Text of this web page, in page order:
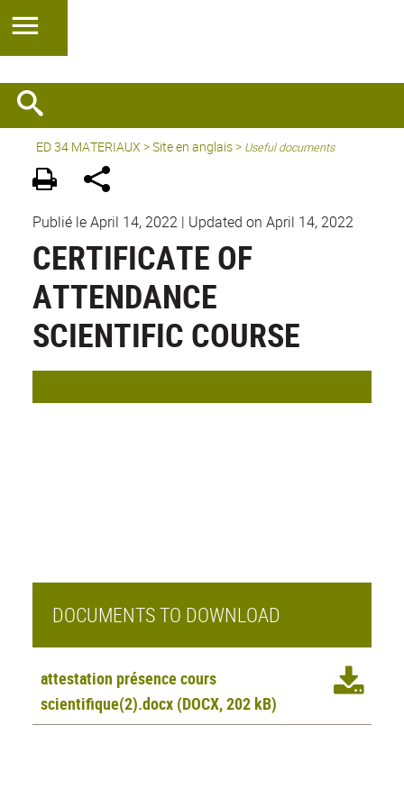
ED 34 MATERIAUX >Site en anglais> Useful documents
Publié le April 14, 2022 | Updated on April 14, 2022
CERTIFICATE OF
ATTENDANCE
SCIENTIFIC COURSE
DOCUMENTS TO DOWNLOAD
attestation présence cours
scientifique(2).docx (DOCX, 202 kB)